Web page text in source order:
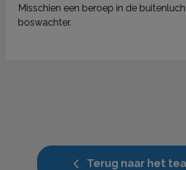
Misschien een beroep in de
boswachter.
Terug naar het